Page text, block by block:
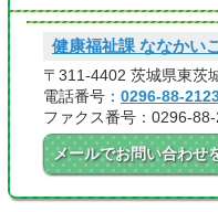
健康福祉課 ななかい
〒311-4402 茨城県東茨
電話番号： 0296-88-
ファクス番号：0296-
メールでお問い合わせ